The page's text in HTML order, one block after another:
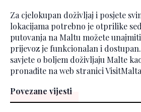
Za cjelokupan doživljaj i posjete
lokacijama potrebno je otprilike
putovanja na Maltu možete
prijevoz je funkcionalan i
savjete o boljem doživljaju Malte
pronađite na web stranici
Povezane vijesti